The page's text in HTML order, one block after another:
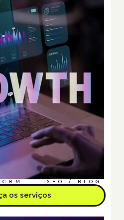
CRM SEO / BLOG
os serviços